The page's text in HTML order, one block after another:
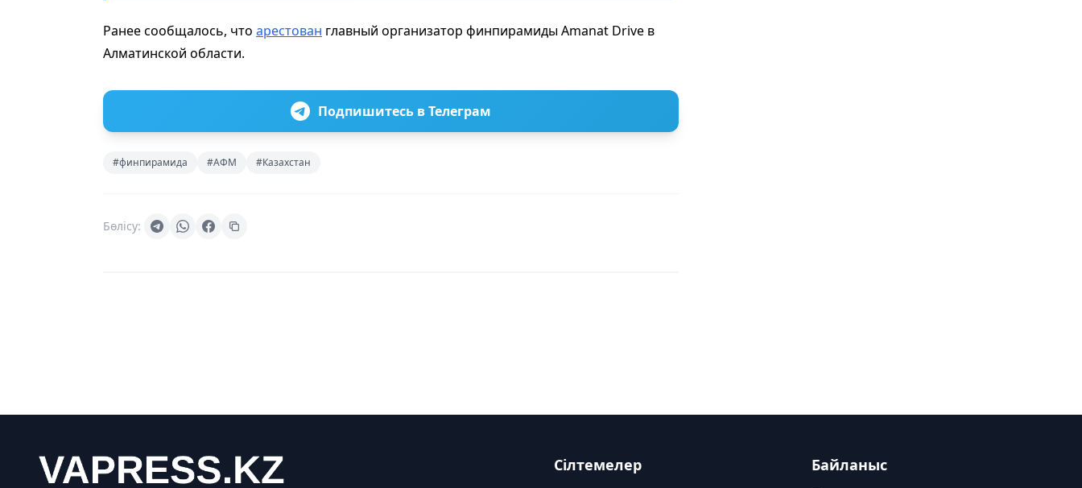
Ранее сообщалось, что арестован главный организатор финпирамиды Amanat Drive в
Алматинской области.
Подпишитесь в Телеграм
#финпирамида #АФМ #Казахстан
Бөлісу:
Сілтемелер Байланыс